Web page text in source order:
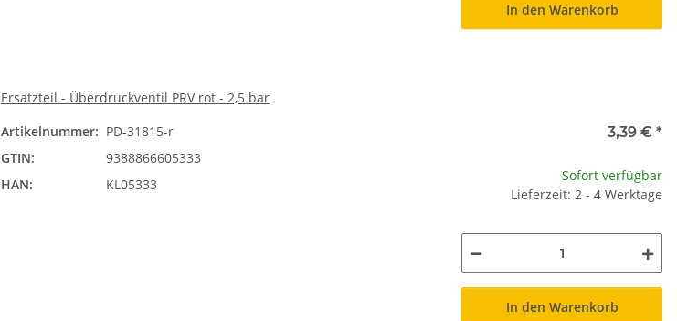
In den Warenkorb
Ersatzteil - Überdruckventil PRV rot - 2,5 bar
Artikelnummer: PD-31815-r
GTIN:
9388866605333
HAN:
KL05333
3,39 € *
Sofort verfügbar
Lieferzeit: 2 - 4 Werktage
In den Warenkorb